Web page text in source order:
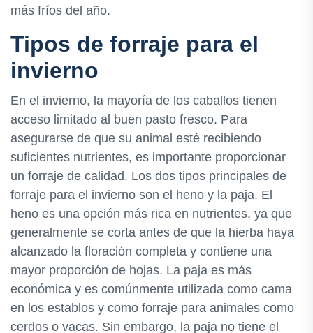
más fríos del año.
Tipos de forraje para el
invierno
En el invierno, la mayoría de los caballos tienen
acceso limitado al buen pasto fresco. Para
asegurarse de que su animal esté recibiendo
suficientes nutrientes, es importante proporcionar
un forraje de calidad. Los dos tipos principales de
forraje para el invierno son el heno y la paja. El
heno es una opción más rica en nutrientes, ya que
generalmente se corta antes de que la hierba haya
alcanzado la floración completa y contiene una
mayor proporción de hojas. La paja es más
económica y es comúnmente utilizada como cama
en los establos y como forraje para animales como
cerdos o vacas. Sin embargo, la paja no tiene el